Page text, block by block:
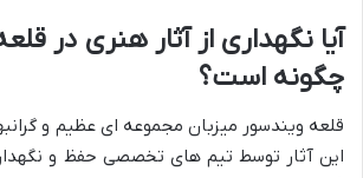
آیا نگهداری از آثار هنری در
چگونه است؟
قلعه ویندسور میزبان مجموعه ای عظیم و
این آثار توسط تیم های تخصصی حفظ و